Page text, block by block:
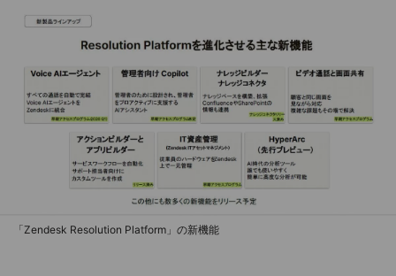
「Zendesk Resolution Platform」の新機能